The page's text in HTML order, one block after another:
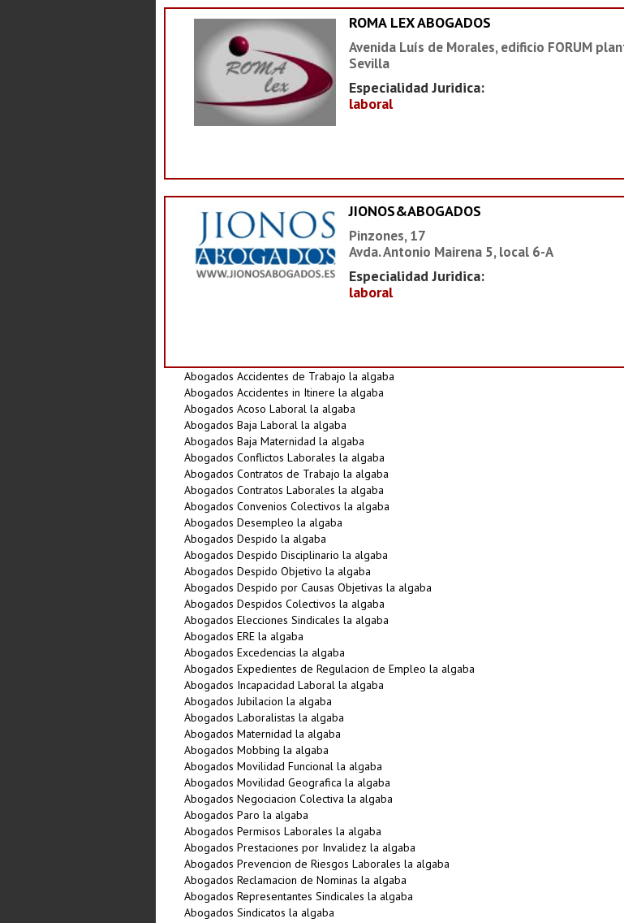
ROMA LEX ABOGADOS
Avenida Luís de Morales, edificio FORUM
Sevilla
Especialidad Juridica:
laboral
JIONOS&ABOGADOS
Pinzones, 17
Avda. Antonio Mairena 5, local 6-A
Especialidad Juridica:
laboral
Abogados Accidentes de Trabajo la algaba
Abogados Accidentes in Itinere la algaba
Abogados Acoso Laboral la algaba
Abogados Baja Laboral la algaba
Abogados Baja Maternidad la algaba
Abogados Conflictos Laborales la algaba
Abogados Contratos de Trabajo la algaba
Abogados Contratos Laborales la algaba
Abogados Convenios Colectivos la algaba
Abogados Desempleo la algaba
Abogados Despido la algaba
Abogados Despido Disciplinario la algaba
Abogados Despido Objetivo la algaba
Abogados Despido por Causas Objetivas la algaba
Abogados Despidos Colectivos la algaba
Abogados Elecciones Sindicales la algaba
Abogados ERE la algaba
Abogados Excedencias la algaba
Abogados Expedientes de Regulacion de Empleo la algaba
Abogados Incapacidad Laboral la algaba
Abogados Jubilacion la algaba
Abogados Laboralistas la algaba
Abogados Maternidad la algaba
Abogados Mobbing la algaba
Abogados Movilidad Funcional la algaba
Abogados Movilidad Geografica la algaba
Abogados Negociacion Colectiva la algaba
Abogados Paro la algaba
Abogados Permisos Laborales la algaba
Abogados Prestaciones por Invalidez la algaba
Abogados Prevencion de Riesgos Laborales la algaba
Abogados Reclamacion de Nominas la algaba
Abogados Representantes Sindicales la algaba
Abogados Sindicatos la algaba